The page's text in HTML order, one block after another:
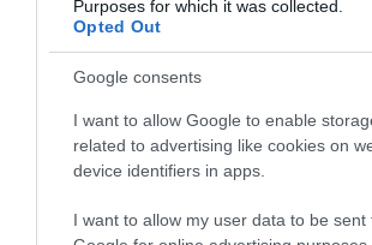
Purposes for which it was collected.
Opted Out
Google consents
I want to allow Google to enable
related to advertising like cookies on
device identifiers in apps.
I want to allow my user data to be sent